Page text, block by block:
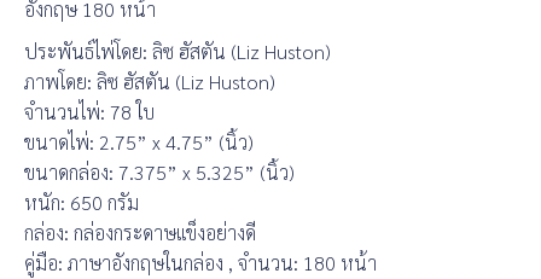
อังกฤษ 180 หน้า
ประพันธ์ไพ่โดย: ลิซ ฮัสตัน (Liz Huston)
ภาพโดย: ลิซ ฮัสตัน (Liz Huston)
จำนวนไพ่: 78 ใบ
ขนาดไพ่: 2.75” x 4.75” (นิ้ว)
ขนาดกล่อง: 7.375” x 5.325” (นิ้ว)
หนัก: 650 กรัม
กล่อง: กล่องกระดาษแข็งอย่างดี
คู่มือ: ภาษาอังกฤษในกล่อง , จำนวน: 180 หน้า